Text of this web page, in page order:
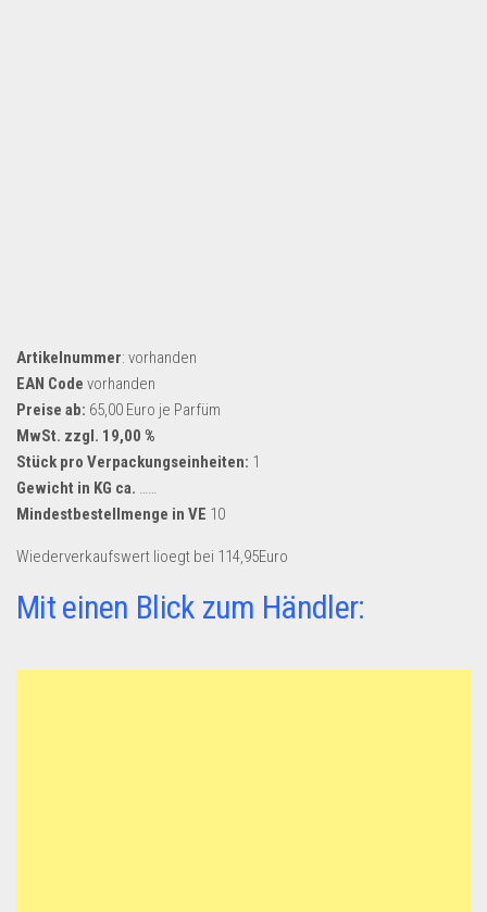
Artikelnummer: vorhanden
EAN Code vorhanden
Preise ab: 65,00 Euro je Parfüm
MwSt. zzgl. 19,00 %
Stück pro Verpackungseinheiten: 1
Gewicht in KG ca. ……
Mindestbestellmenge in VE 10
Wiederverkaufswert lioegt bei 114,95Euro
Mit einen Blick zum Händler: